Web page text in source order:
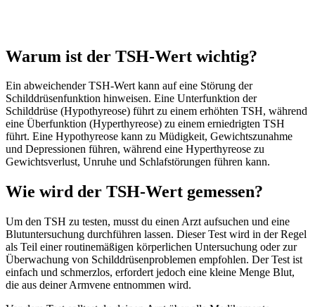
Warum ist der TSH-Wert wichtig?
Ein abweichender TSH-Wert kann auf eine Störung der
Schilddrüsenfunktion hinweisen. Eine Unterfunktion der
Schilddrüse (Hypothyreose) führt zu einem erhöhten TSH, während
eine Überfunktion (Hyperthyreose) zu einem erniedrigten TSH
führt. Eine Hypothyreose kann zu Müdigkeit, Gewichtszunahme
und Depressionen führen, während eine Hyperthyreose zu
Gewichtsverlust, Unruhe und Schlafstörungen führen kann.
Wie wird der TSH-Wert gemessen?
Um den TSH zu testen, musst du einen Arzt aufsuchen und eine
Blutuntersuchung durchführen lassen. Dieser Test wird in der Regel
als Teil einer routinemäßigen körperlichen Untersuchung oder zur
Überwachung von Schilddrüsenproblemen empfohlen. Der Test ist
einfach und schmerzlos, erfordert jedoch eine kleine Menge Blut,
die aus deiner Armvene entnommen wird.